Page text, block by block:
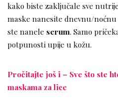
kako biste zaključale sve
maske nanesite dnevnu/
ste nanele serum. Samo
potpunosti upije u kožu.
Pročitajte još i – Sve što ste
maskama za lice